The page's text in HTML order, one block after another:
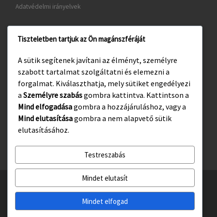
Adatvédelmi irányelvek
www.visitgyula.com
www.gyulakult.hu
Facebook Instagram
© 2026Gyulasport Nonprofit Kft.– All rights reserved
– Designed with theCustomizr téma haladó beállításai
Tiszteletben tartjuk az Ön magánszféráját
A sütik segítenek javítani az élményt, személyre
szabott tartalmat szolgáltatni és elemezni a
forgalmat. Kiválaszthatja, mely sütiket engedélyezi
a Személyre szabásgombra kattintva. Kattintson a
Mind elfogadásagombra a hozzájáruláshoz, vagy a
Mind elutasításagombra a nem alapvető sütik
elutasításához.
Testreszabás
Mindet elutasít
Mindet elfogad